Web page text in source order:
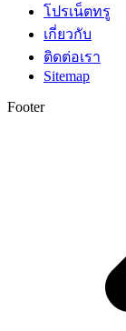
โปรเน็ตทรู
เกี่ยวกับ
ติดต่อเรา
Sitemap
Footer